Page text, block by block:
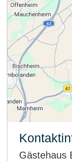
Gästehaus